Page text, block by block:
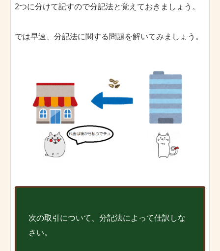
2つに分けて記すので分記法と覚えておきましょう。
では早速、分記法に関する問題を解いてみましょう。
次の取引について、分記法によって仕訳しな
さい。